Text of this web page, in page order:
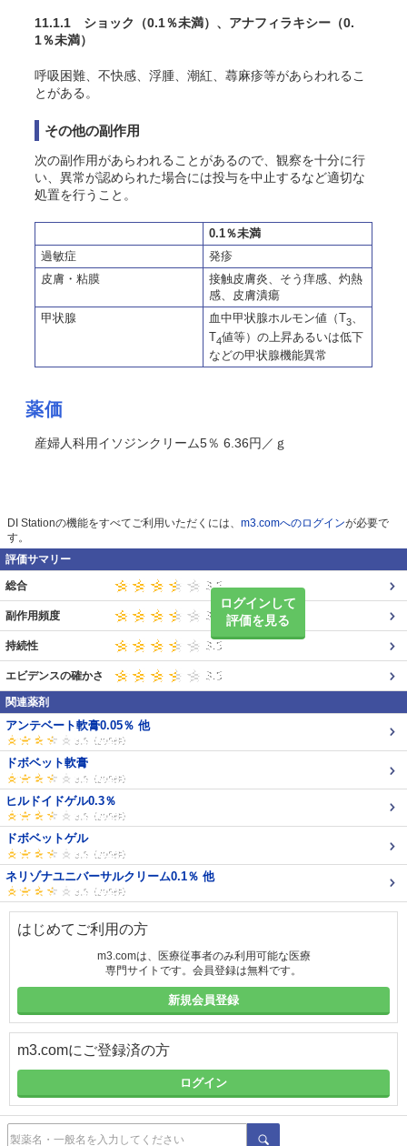
11.1.1 ショック （0.1％未満） 、アナフィラキシー （0.
1％未満）
呼吸困難、不快感、浮腫、潮紅、蕁麻疹等があらわれるこ
とがある。
その他の副作用
次の副作用があらわれることがあるので、観察を十分に行
い、異常が認められた場合には投与を中止するなど適切な
処置を行うこと。
0.1％未満
過敏症
発疹
皮膚・粘膜
接触皮膚炎、そう痒感、灼熱
感、皮膚潰瘍
甲状腺
血中甲状腺ホルモン値（T3、
T4値等）の上昇あるいは低下
などの甲状腺機能異常
薬価
産婦人科用イソジンクリーム5％ 6.36円／ｇ
DI Stationの機能をすべてご利用いただくには、 m3.comへのログインが必要で
す。
評価サマリー
ログインして
評価を見る
総合
副作用頻度
持続性
エビデンスの確かさ
関連薬剤
アンテベート軟膏0.05％ 他
ドボベット軟膏
ヒルドイドゲル0.3％
ドボベットゲル
ネリゾナユニバーサルクリーム0.1％ 他
はじめてご利用の方
m3.comは、医療従事者のみ利用可能な医療
専門サイトです。会員登録は無料です。
新規会員登録
m3.comにご登録済の方
ログイン